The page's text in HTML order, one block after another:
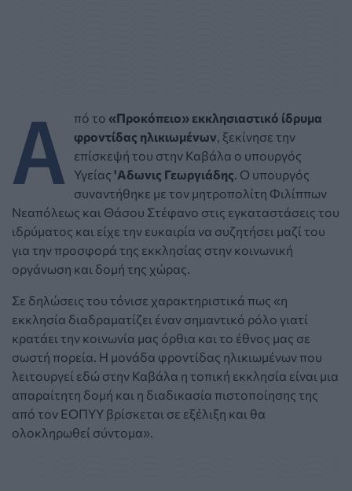
Α πό το «Προκόπειο» εκκλησιαστικό ίδρυμα
φροντίδας ηλικιωμένων , ξεκίνησε την
επίσκεψή του στην Καβάλα ο υπουργός
Υγείας 'Αδωνις Γεωργιάδης . Ο υπουργός
συναντήθηκε με τον μητροπολίτη Φιλίππων
Νεαπόλεως και Θάσου Στέφανο στις εγκαταστάσεις του
ιδρύματος και είχε την ευκαιρία να συζητήσει μαζί του
για την προσφορά της εκκλησίας στην κοινωνική
οργάνωση και δομή της χώρας.
Σε δηλώσεις του τόνισε χαρακτηριστικά πως «η
εκκλησία διαδραματίζει έναν σημαντικό ρόλο γιατί
κρατάει την κοινωνία μας όρθια και το έθνος μας σε
σωστή πορεία. Η μονάδα φροντίδας ηλικιωμένων που
λειτουργεί εδώ στην Καβάλα η τοπική εκκλησία είναι μια
απαραίτητη δομή και η διαδικασία πιστοποίησης της
από τον ΕΟΠΥΥ βρίσκεται σε εξέλιξη και θα
ολοκληρωθεί σύντομα».